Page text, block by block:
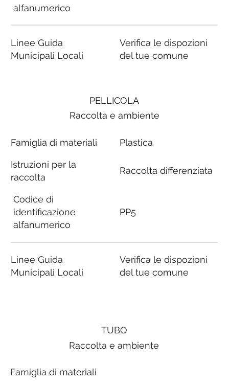
PELLICOLA
Raccolta e ambiente
Famiglia di materiali
Istruzioni per la
raccolta
Codice di
identificazione
alfanumerico
Linee Guida
Municipali Locali
Plastica
Raccolta differenziata
PP5
Verifica le dispozioni
del tue comune
alfanumerico
Linee Guida
Municipali Locali
Verifica le dispozioni
del tue comune
TUBO
Raccolta e ambiente
Famiglia di materiali